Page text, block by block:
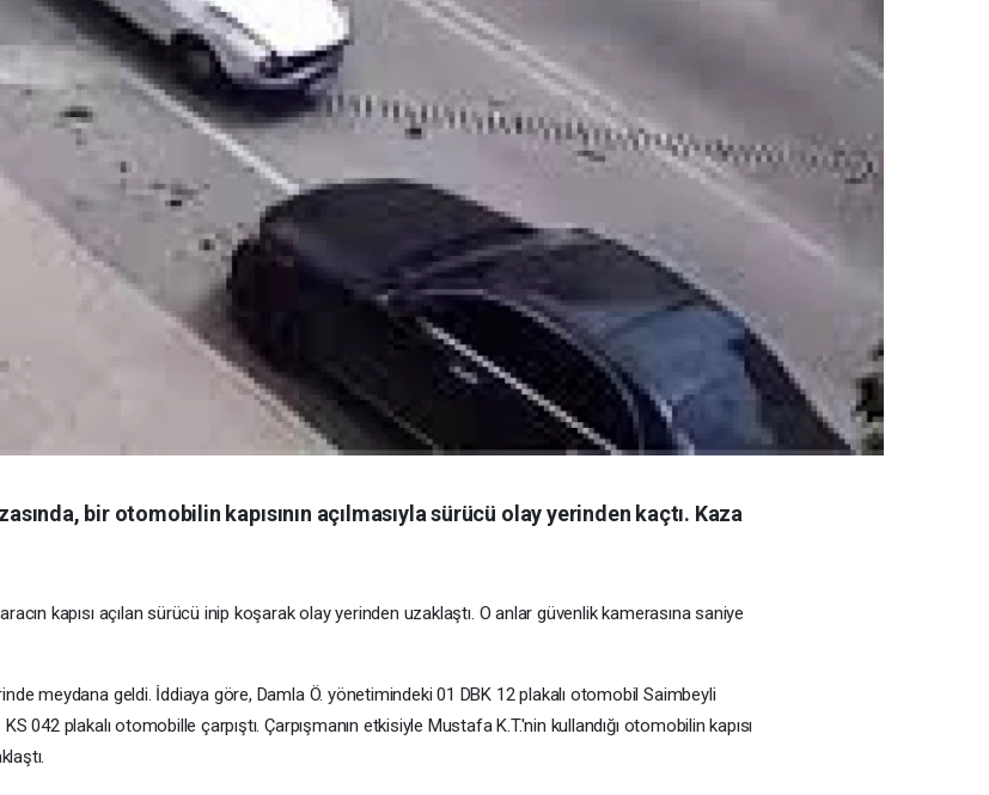
bir otomobilin kapısının açılmasıyla sürücü olay yerinden kaçtı. Kaza
kapısı açılan sürücü inip koşarak olay yerinden uzaklaştı. O anlar güvenlik kamerasına saniye
meydana geldi. İddiaya göre, Damla Ö. yönetimindeki 01 DBK 12 plakalı otomobil Saimbeyli
plakalı otomobille çarpıştı. Çarpışmanın etkisiyle Mustafa K.T.'nin kullandığı otomobilin kapısı